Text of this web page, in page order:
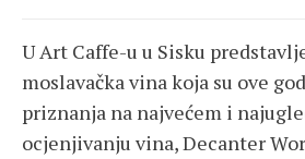
U Art Caffe-u u Sisku
moslavačka vina koja su ove
priznanja na najvećem i
ocjenjivanju vina, Decanter